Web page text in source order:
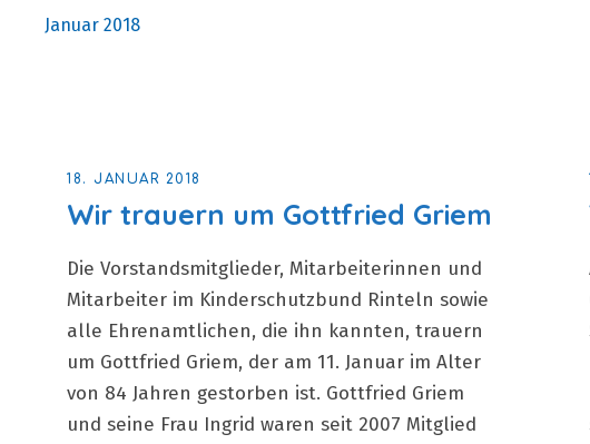
Januar 2018
18. JANUAR 2018
Wir trauern um Gottfried Griem
Die Vorstandsmitglieder, Mitarbeiterinnen und
Mitarbeiter im Kinderschutzbund Rinteln sowie
alle Ehrenamtlichen, die ihn kannten, trauern
um Gottfried Griem, der am 11. Januar im Alter
von 84 Jahren gestorben ist. Gottfried Griem
und seine Frau Ingrid waren seit 2007 Mitglied